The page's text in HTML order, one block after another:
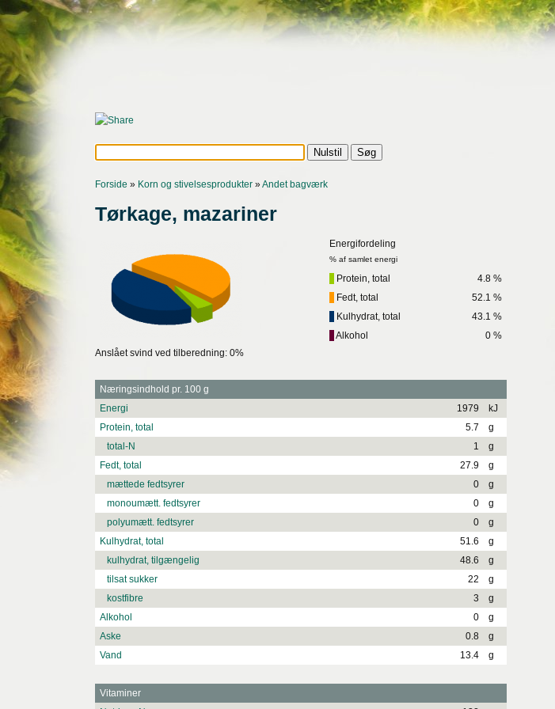
Forside » Korn og stivelsesprodukter »Andet bagværk
Tørkage, mazariner
Energifordeling
% af samlet energi
Protein, total
4.8 %
Fedt, total
52.1 %
Kulhydrat, total
43.1 %
Alkohol
0 %
Anslået svind ved tilberedning: 0%
Næringsindhold pr. 100 g
Energi
1979
kJ
Protein, total
5.7
g
total-N
1
g
Fedt, total
27.9
g
mættede fedtsyrer
0
g
monoumætt. fedtsyrer
0
g
polyumætt. fedtsyrer
0
g
Kulhydrat, total
51.6
g
kulhydrat, tilgængelig
48.6
g
tilsat sukker
22
g
kostfibre
3
g
Alkohol
0
g
Aske
0.8
g
Vand
13.4 g
Vitaminer